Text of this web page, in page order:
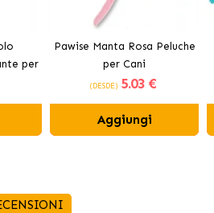
per
Pawise Manta Rosa Peluche
per Cani
(DESDE) 5.03 €
Aggiungi